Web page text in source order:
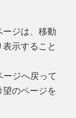
ジは、移動
示すること
ジへ戻って
のページを